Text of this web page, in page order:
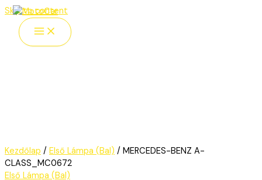
Skip to content
Kezdőlap / Első Lámpa (Bal) / MERCEDES-BENZ A-
CLASS_MC0672
Első Lámpa (Bal)